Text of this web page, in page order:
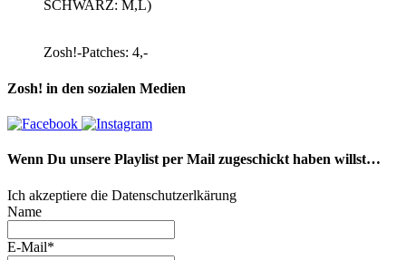
SCHWARZ: M,L)
Zosh!-Patches: 4,-
Zosh! in den sozialen Medien
Wenn Du unsere Playlist per Mail zugeschickt haben willst…
Ich akzeptiere die Datenschutzerlkärung
Name
E-Mail*